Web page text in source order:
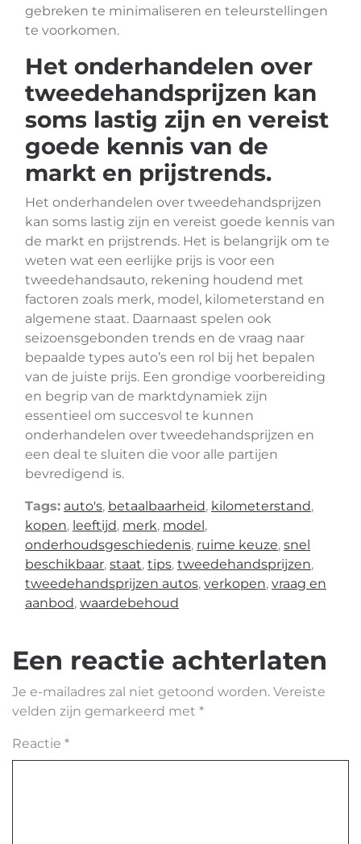
gebreken te minimaliseren en teleurstellingen
te voorkomen.
Het onderhandelen over
tweedehandsprijzen kan
soms lastig zijn en vereist
goede kennis van de
markt en prijstrends.
Het onderhandelen over tweedehandsprijzen
kan soms lastig zijn en vereist goede kennis van
de markt en prijstrends. Het is belangrijk om te
weten wat een eerlijke prijs is voor een
tweedehandsauto, rekening houdend met
factoren zoals merk, model, kilometerstand en
algemene staat. Daarnaast spelen ook
seizoensgebonden trends en de vraag naar
bepaalde types auto’s een rol bij het bepalen
van de juiste prijs. Een grondige voorbereiding
en begrip van de marktdynamiek zijn
essentieel om succesvol te kunnen
onderhandelen over tweedehandsprijzen en
een deal te sluiten die voor alle partijen
bevredigend is.
Tags: auto's, betaalbaarheid, kilometerstand,
kopen, leeftijd, merk, model,
onderhoudsgeschiedenis, ruime keuze, snel
beschikbaar, staat, tips, tweedehandsprijzen,
tweedehandsprijzen autos, verkopen, vraag en
aanbod, waardebehoud
Een reactie achterlaten
Je e-mailadres zal niet getoond worden. Vereiste
velden zijn gemarkeerd met *
Reactie *